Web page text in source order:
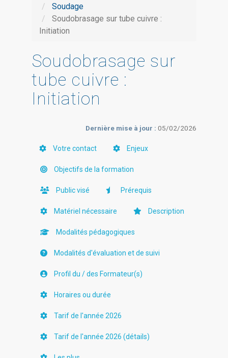
Soudage
Soudobrasage sur tube cuivre :
Initiation
Soudobrasage sur
tube cuivre :
Initiation
Dernière mise à jour : 05/02/2026
Votre contact Enjeux
Objectifs de la formation
Public visé Prérequis
Matériel nécessaire Description
Modalités pédagogiques
Modalités d'évaluation et de suivi
Profil du / des Formateur(s)
Horaires ou durée
Tarif de l'année 2026
Tarif de l'année 2026 (détails)